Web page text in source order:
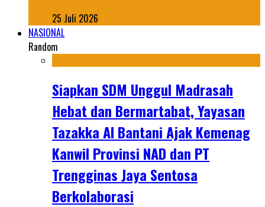
25 Juli 2026
NASIONAL
Random
Siapkan SDM Unggul Madrasah
Hebat dan Bermartabat, Yayasan
Tazakka Al Bantani Ajak Kemenag
Kanwil Provinsi NAD dan PT
Trengginas Jaya Sentosa
Berkolaborasi